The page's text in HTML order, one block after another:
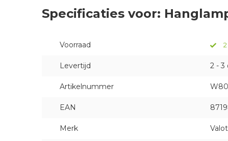
Specificaties voor:
Voorraad 2
Levertijd 2 - 3
Artikelnummer
EAN
Merk